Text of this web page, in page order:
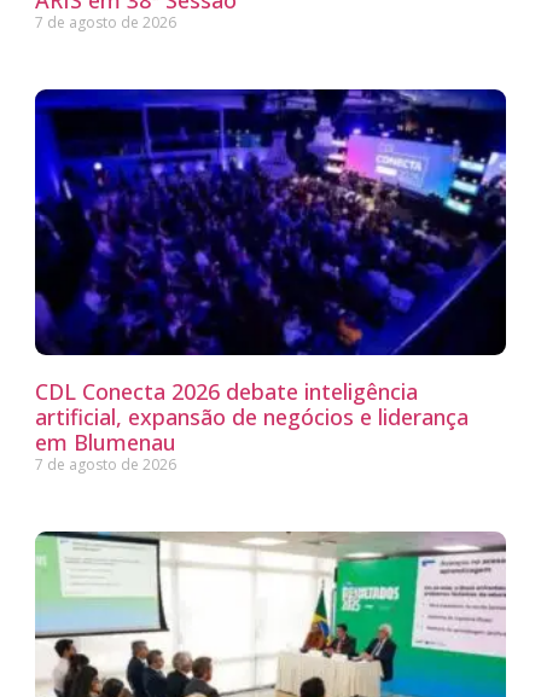
7 de agosto de 2026
CDL Conecta 2026 debate inteligência
artificial, expansão de negócios e liderança
em Blumenau
7 de agosto de 2026